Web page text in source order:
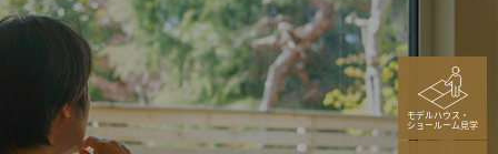
モデルハウス・
ショールーム見学